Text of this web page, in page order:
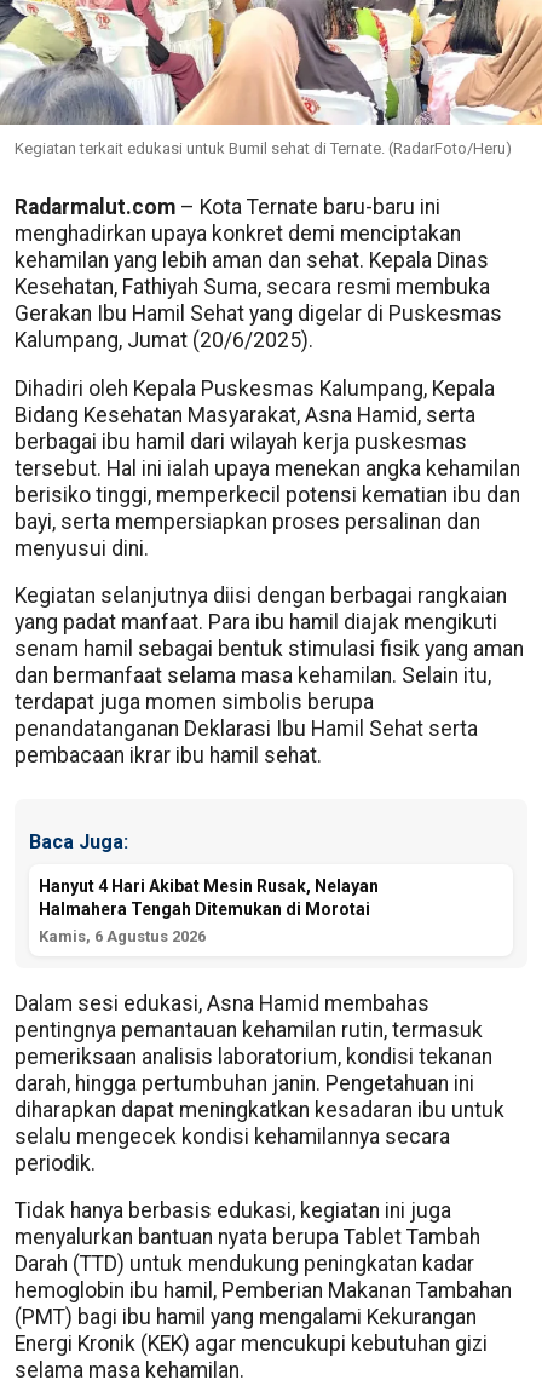
Kegiatan terkait edukasi untuk Bumil sehat di Ternate. (RadarFoto/Heru)
Radarmalut.com – Kota Ternate baru-baru ini
menghadirkan upaya konkret demi menciptakan
kehamilan yang lebih aman dan sehat. Kepala Dinas
Kesehatan, Fathiyah Suma, secara resmi membuka
Gerakan Ibu Hamil Sehat yang digelar di Puskesmas
Kalumpang, Jumat (20/6/2025).
Dihadiri oleh Kepala Puskesmas Kalumpang, Kepala
Bidang Kesehatan Masyarakat, Asna Hamid, serta
berbagai ibu hamil dari wilayah kerja puskesmas
tersebut. Hal ini ialah upaya menekan angka kehamilan
berisiko tinggi, memperkecil potensi kematian ibu dan
bayi, serta mempersiapkan proses persalinan dan
menyusui dini.
Kegiatan selanjutnya diisi dengan berbagai rangkaian
yang padat manfaat. Para ibu hamil diajak mengikuti
senam hamil sebagai bentuk stimulasi fisik yang aman
dan bermanfaat selama masa kehamilan. Selain itu,
terdapat juga momen simbolis berupa
penandatanganan Deklarasi Ibu Hamil Sehat serta
pembacaan ikrar ibu hamil sehat.
Baca Juga:
Hanyut 4 Hari Akibat Mesin Rusak, Nelayan
Halmahera Tengah Ditemukan di Morotai
Kamis, 6 Agustus 2026
Dalam sesi edukasi, Asna Hamid membahas
pentingnya pemantauan kehamilan rutin, termasuk
pemeriksaan analisis laboratorium, kondisi tekanan
darah, hingga pertumbuhan janin. Pengetahuan ini
diharapkan dapat meningkatkan kesadaran ibu untuk
selalu mengecek kondisi kehamilannya secara
periodik.
Tidak hanya berbasis edukasi, kegiatan ini juga
menyalurkan bantuan nyata berupa Tablet Tambah
Darah (TTD) untuk mendukung peningkatan kadar
hemoglobin ibu hamil, Pemberian Makanan Tambahan
(PMT) bagi ibu hamil yang mengalami Kekurangan
Energi Kronik (KEK) agar mencukupi kebutuhan gizi
selama masa kehamilan.